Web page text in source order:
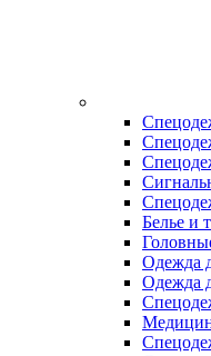
Белье и
Одежда
Одежда